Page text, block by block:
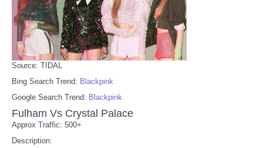
Source: TIDAL
Bing Search Trend: Blackpink
Google Search Trend: Blackpink
Fulham Vs Crystal Palace
Approx Traffic: 500+
Description: